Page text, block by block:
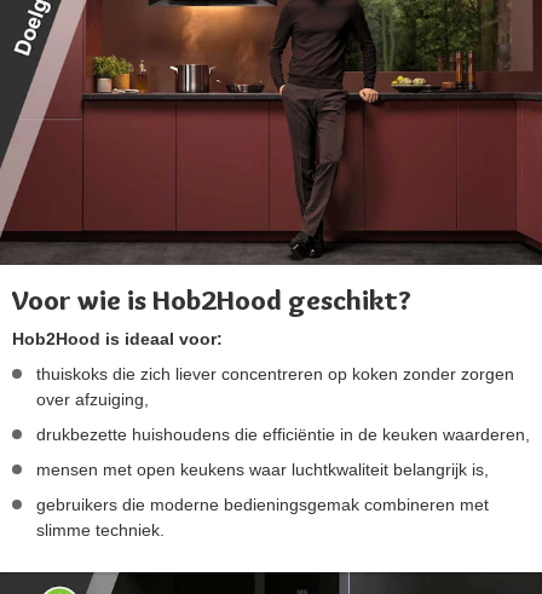
Voor wie is Hob2Hood geschikt?
Hob2Hood is ideaal voor:
thuiskoks die zich liever concentreren op koken zonder zorgen
over afzuiging,
drukbezette huishoudens die efficiëntie in de keuken waarderen,
mensen met open keukens waar luchtkwaliteit belangrijk is,
gebruikers die moderne bedieningsgemak combineren met
slimme techniek.